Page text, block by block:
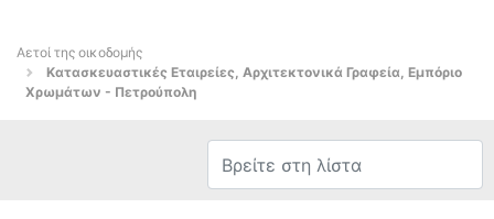
Αετοί της οικοδομής
Κατασκευαστικές Εταιρείες, Αρχιτεκτονικά Γραφεία, Εμπόριο
Χρωμάτων - Πετρούπολη